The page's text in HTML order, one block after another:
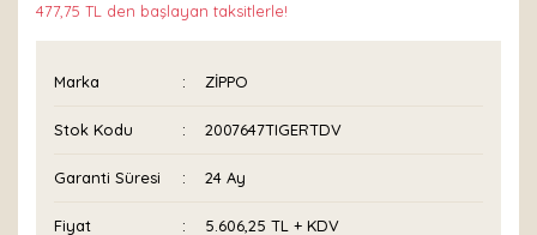
477,75 TL den başlayan taksitlerle!
Marka ZİPPO
Stok Kodu 2007647TIGERTDV
Garanti Süresi 24 Ay
Fiyat 5.606,25 TL + KDV